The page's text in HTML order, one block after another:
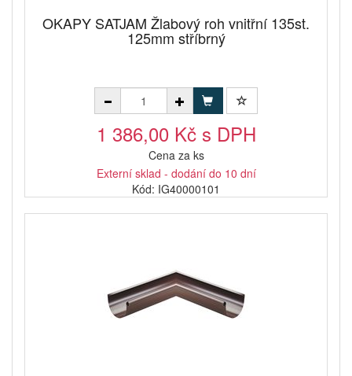
OKAPY SATJAM Žlabový roh vnitřní 135st.
125mm stříbrný
1 386,00 Kč s DPH
Cena za ks
Externí sklad - dodání do 10 dní
Kód: IG40000101